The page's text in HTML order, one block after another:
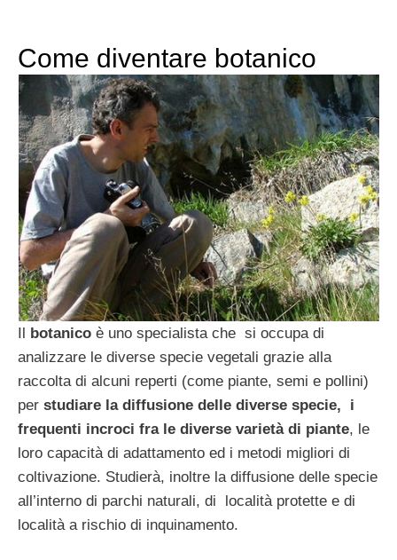
Come diventare botanico
botanico è uno specialista che si occupa di
analizzare le diverse specie vegetali grazie alla
raccolta di alcuni reperti (come piante, semi e pollini)
per studiare la diffusione delle diverse specie, i
frequenti incroci fra le diverse varietà di piante, le
loro capacità di adattamento ed i metodi migliori di
coltivazione. Studierà, inoltre la diffusione delle specie
all’interno di parchi naturali, di località protette e di
località a rischio di inquinamento.